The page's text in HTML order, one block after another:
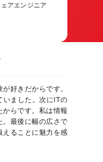
アエンジニア
好きだからです。
いました。次にITの
からです。私は情報
。最後に幅の広さで
えることに魅力を感